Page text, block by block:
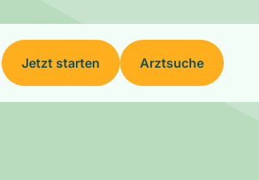
Jetzt starten Arztsuche